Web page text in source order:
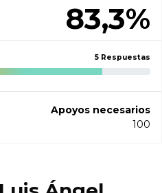
83,3%
5 Respuestas
Apoyos necesarios
100